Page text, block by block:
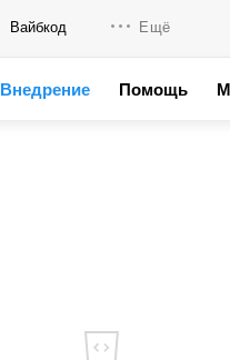
Вайбкод Ещё
Внедрение Помощь